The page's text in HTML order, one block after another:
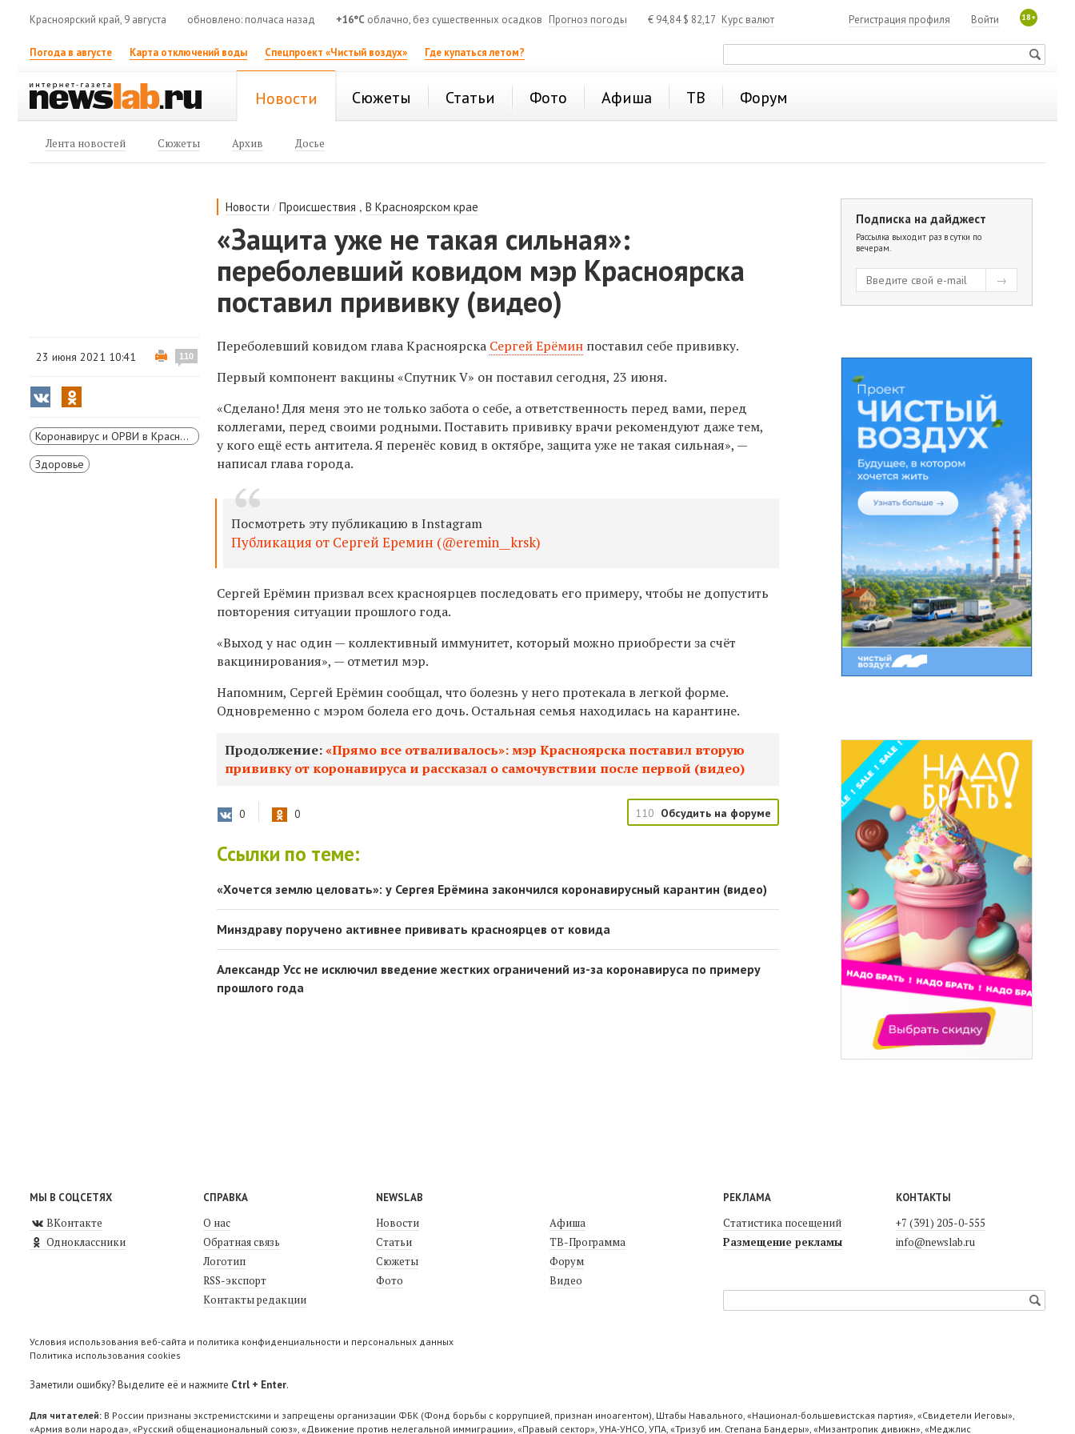
Красноярский край, 9 августа обновлено: полчаса назад +16°C облачно, без существенных осадков Прогноз погоды € 94,84$ 82,17 Курс валют 18+
Войти
Регистрация профиля
Погода в августе Карта отключений воды Спецпроект «Чистый воздух» Где купаться летом?
Новости Сюжеты Статьи Фото Афиша ТВ Форум
Лента новостей Сюжеты Архив Досье
Новости /Происшествия ,В Красноярском крае
«Защита уже не такая сильная»:
переболевший ковидом мэр Красноярска
поставил прививку (видео)
23 июня 2021 10:41 110
Коронавирус и ОРВИ в Красноярском крае
Здоровье
Переболевший ковидом глава Красноярска Сергей Ерёмин поставил себе прививку.
Первый компонент вакцины«Спутник V» он поставил сегодня, 23 июня.
«Сделано! Для меня это не только забота о себе, а ответственность перед вами, перед
коллегами, перед своими родными. Поставить прививку врачи рекомендуют даже тем,
у кого ещё есть антитела. Я перенёс ковид в октябре, защита уже не такая сильная», —
написал глава города.
Посмотреть эту публикацию в Instagram
Публикация от Сергей Еремин (@eremin__krsk)
Сергей Ерёмин призвал всех красноярцев последовать его примеру, чтобы не допустить
повторения ситуации прошлого года.
«Выход у нас один — коллективный иммунитет, который можно приобрести за счёт
вакцинирования», — отметил мэр.
Напомним, Сергей Ерёмин сообщал, что болезнь у него протекала в легкой форме.
Одновременно с мэром болела его дочь. Остальная семья находилась на карантине.
Продолжение:«Прямо все отваливалось»: мэр Красноярска поставил вторую
прививку от коронавируса и рассказал о самочувствии после первой (видео)
0 0 110 Обсудить на форуме
Ссылки по теме:
«Хочется землю целовать»: у Сергея Ерёмина закончился коронавирусный карантин (видео)
Минздраву поручено активнее прививать красноярцев от ковида
Александр Усс не исключил введение жестких ограничений из-за коронавируса по примеру
прошлого года
Подписка на дайджест
Рассылка выходит раз в сутки по
вечерам.
МЫ В СОЦСЕТЯХ
ВКонтакте
Одноклассники
СПРАВКА
О нас
Обратная связь
Логотип
RSS-экспорт
Контакты редакции
NEWSLAB
Новости
Статьи
Сюжеты
Фото
Афиша
ТВ-Программа
Форум
Видео
РЕКЛАМА
Статистика посещений
Размещение рекламы
КОНТАКТЫ
+7 (391) 205-0-555
info@newslab.ru
Условия использования веб-сайта и политика конфиденциальности и персональных данных
Политика использования cookies
Заметили ошибку? Выделите её и нажмите Ctrl + Enter.
Для читателей: В России признаны экстремистскими и запрещены организации ФБК (Фонд борьбы с коррупцией, признан иноагентом), Штабы Навального, «Национал-большевистская партия», «Свидетели Иеговы»,
«Армия воли народа», «Русский общенациональный союз», «Движение против нелегальной иммиграции», «Правый сектор», УНА-УНСО, УПА, «Тризуб им. Степана Бандеры», «Мизантропик дивижн», «Меджлис